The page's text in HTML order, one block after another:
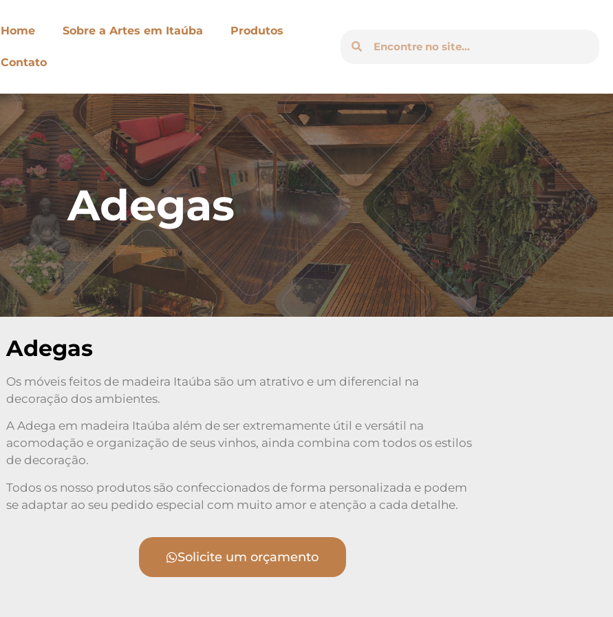
Home Sobre a Artes em Itaúba Produtos
Contato
Adegas
Adegas
Os móveis feitos de madeira Itaúba são um atrativo e um diferencial na
decoração dos ambientes.
A Adega em madeira Itaúba além de ser extremamente útil e versátil na
acomodação e organização de seus vinhos, ainda combina com todos os estilos
de decoração.
Todos os nosso produtos são confeccionados de forma personalizada e podem
se adaptar ao seu pedido especial com muito amor e atenção a cada detalhe.
Solicite um orçamento